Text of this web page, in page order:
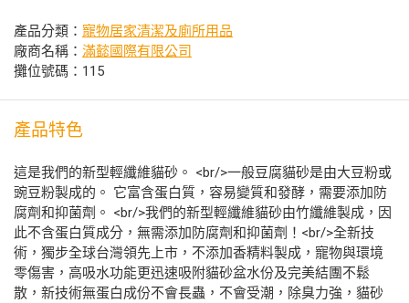
產品分類： 寵物居家清潔及廁所用品
廠商名稱： 滿懿國際有限公司
攤位號碼：115
產品特色
這是我們的新型輕纖維貓砂。 <br/>一般豆腐貓砂是由大豆粉或
豌豆粉製成的。 它富含蛋白質，容易變質和發酵，需要添加防
腐劑和抑菌劑。 <br/>我們的新型輕纖維貓砂由竹纖維製成，因
此不含蛋白質成分，無需添加防腐劑和抑菌劑！<br/>全新技
術，獨步全球台灣領先上市，不添加香精料製成，寵物與環境
零傷害，高吸水功能更迅速吸附貓砂盆水份及完美結團不鬆
散，新技術無蛋白成份不會長蟲，不會受潮，除臭力強，貓砂